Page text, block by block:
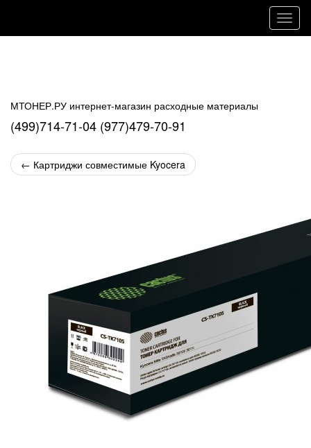
МТОНЕР.РУ интернет-магазин расходные материалы
(499)714-71-04 (977)479-70-91
← Картриджи совместимые Kyocera